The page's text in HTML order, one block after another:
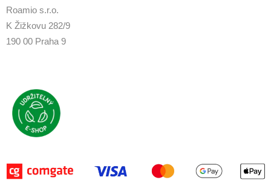
Roamio s.r.o.
K Žižkovu 282/9
190 00 Praha 9